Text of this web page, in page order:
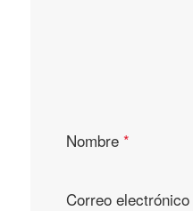
Nombre *
Correo electrónico